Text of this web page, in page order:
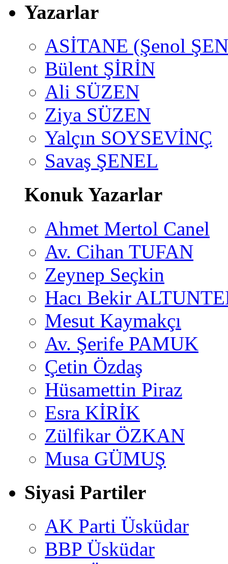
Yazarlar
ASİTANE (Şenol
Bülent ŞİRİN
Ali SÜZEN
Ziya SÜZEN
Yalçın SOYSEVİNÇ
Savaş ŞENEL
Konuk Yazarlar
Ahmet Mertol Canel
Av. Cihan TUFAN
Zeynep Seçkin
Hacı Bekir
Mesut Kaymakçı
Av. Şerife PAMUK
Çetin Özdaş
Hüsamettin Piraz
Esra KİRİK
Zülfikar ÖZKAN
Musa GÜMUŞ
Siyasi Partiler
AK Parti Üsküdar
BBP Üsküdar